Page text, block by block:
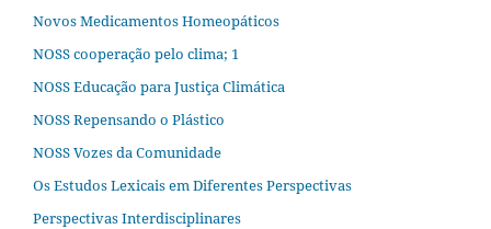
Novos Medicamentos Homeopáticos
NOSS cooperação pelo clima; 1
NOSS Educação para Justiça Climática
NOSS Repensando o Plástico
NOSS Vozes da Comunidade
Os Estudos Lexicais em Diferentes Perspectivas
Perspectivas Interdisciplinares